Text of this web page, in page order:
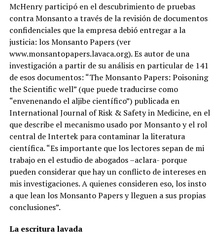
McHenry participó en el descubrimiento de pruebas
contra Monsanto a través de la revisión de documentos
confidenciales que la empresa debió entregar a la
justicia: los Monsanto Papers (ver
www.monsantopapers.lavaca.org). Es autor de una
investigación a partir de su análisis en particular de 141
de esos documentos: “The Monsanto Papers: Poisoning
the Scientific well” (que puede traducirse como
“envenenando el aljibe científico”) publicada en
International Journal of Risk & Safety in Medicine, en el
que describe el mecanismo usado por Monsanto y el rol
central de Intertek para contaminar la literatura
científica. “Es importante que los lectores sepan de mi
trabajo en el estudio de abogados –aclara- porque
pueden considerar que hay un conflicto de intereses en
mis investigaciones. A quienes consideren eso, los insto
a que lean los Monsanto Papers y lleguen a sus propias
conclusiones”.
La escritura lavada